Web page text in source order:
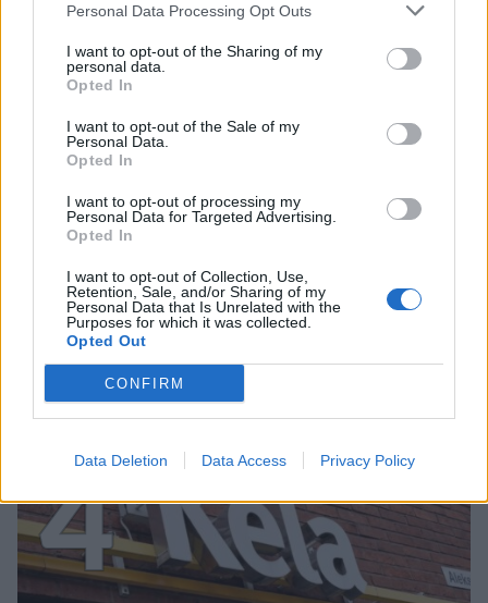
Personal Data Processing Opt Outs
I want to opt-out of the Sharing of my
personal data.
Opted In
I want to opt-out of the Sale of my
Personal Data.
Opted In
I want to opt-out of processing my
Personal Data for Targeted Advertising.
Opted In
I want to opt-out of Collection, Use,
Retention, Sale, and/or Sharing of my
Personal Data that Is Unrelated with the
Purposes for which it was collected.
Opted Out
CONFIRM
Data Deletion Data Access Privacy Policy
3
MATKAILU
Finnairin lennoista osan lentää
jatkossa toinen lentoyhtiö –
matkustajille tärkeä rajoitus
4